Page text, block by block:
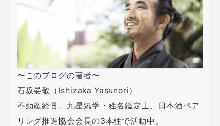
〜このブログの著者〜
石坂晏敬（Ishizaka Yasunori）
不動産経営、九星気学・姓名鑑定士、日本酒ペア
リング推進協会会長の3本柱で活動中。